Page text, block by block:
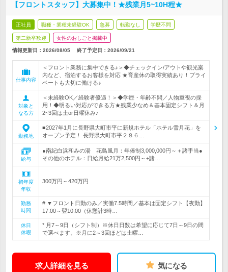
【フロントスタッフ】大募集中！★残業月5~10H程★
正社員 職種・業種未経験OK 急募 転勤なし 学歴不問
第二新卒歓迎 女性のおしごと掲載中
情報更新日：2026/08/05 終了予定日： 2026/09/21
仕事内容
＜フロント業務に集中できる♪＞◆チェックイン/アウトや観光案
内など、宿泊するお客様を対応 ★育産休の取得実績あり！プライ
ベートも大切に働ける♪
対象と
なる方
＜未経験OK／経験者優遇！＞◆学歴・年齢不問／人物重視の採
用！◆明るい対応ができる方★残業少なめ＆基本固定シフト＆月
2~3回は土or日曜休み♪
勤務地
■2027年1月に長野県大町市平に新規ホテル「ホテル雪月花」を
オープン予定！ 長野県大町市平２８６…
給与
●南紀白浜和みの湯 花鳥風月：年俸制3,000,000円～＋諸手当●
その他のホテル：日給月給21万2,500円～+諸…
初年度
年収
300万円～420万円
勤務
時間
# ▼フロント日勤のみ／実働7.5時間／基本は固定シフト【夜勤】
17:00～翌10:00（休憩計3時…
休日
休暇
* 月7～9日（シフト制）※休日日数は希望に応じて7日～9日の間
で選べます。※月に2～3回ほどは土曜…
求人詳細を見る 気になる